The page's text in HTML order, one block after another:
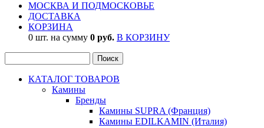
МОСКВА И ПОДМОСКОВЬЕ
ДОСТАВКА
КОРЗИНА
0 шт. на сумму 0 руб. В КОРЗИНУ
КАТАЛОГ ТОВАРОВ
Камины
Бренды
Камины SUPRA (Франция)
Камины EDILKAMIN (Италия)